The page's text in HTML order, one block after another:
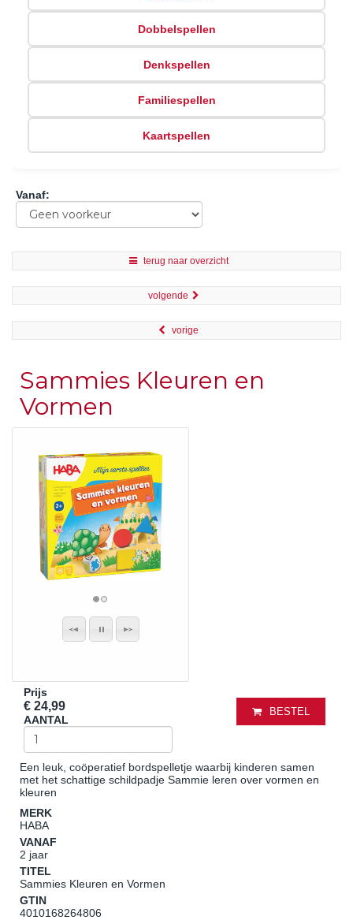
Dobbelspellen
Denkspellen
Familiespellen
Kaartspellen
Vanaf:
terug naar overzicht
volgende
vorige
Sammies Kleuren en
Vormen
Prijs
€ 24,99
AANTAL
BESTEL
Een leuk, coöperatief bordspelletje waarbij kinderen samen
met het schattige schildpadje Sammie leren over vormen en
kleuren
MERK
HABA
VANAF
2 jaar
TITEL
Sammies Kleuren en Vormen
GTIN
4010168264806